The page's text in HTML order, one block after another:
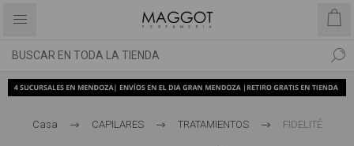
Casa CAPILARES TRATAMIENTOS FIDELITÉ